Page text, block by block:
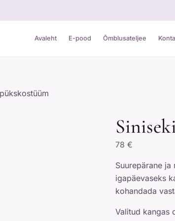
Avaleht E-pood Õmblusateljee
78 €
Suurepärane
igapäevaseks
kohandada
Valitud kangas